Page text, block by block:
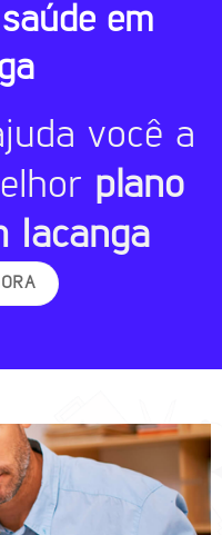
em
você a
plano
Iacanga